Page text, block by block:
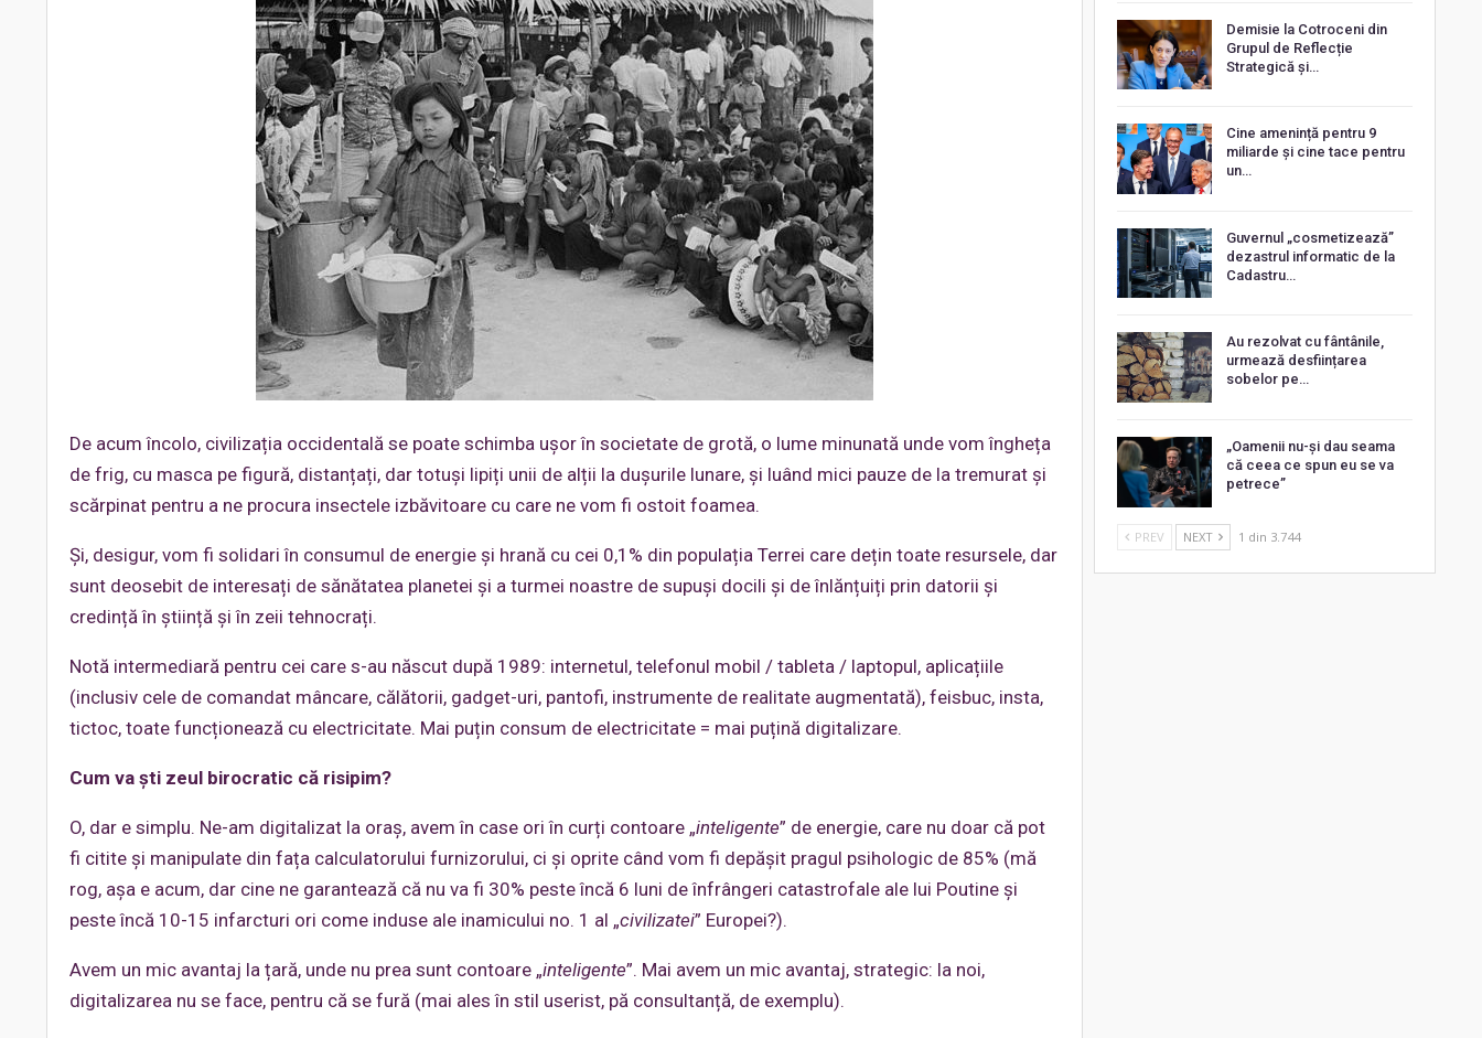
De acum încolo, civilizația occidentală se poate schimba ușor în societate de grotă, o lume minunată unde vom îngheța
de frig, cu masca pe figură, distanțați, dar totuși lipiți unii de alții la dușurile lunare, și luând mici pauze de la tremurat și
scărpinat pentru a ne procura insectele izbăvitoare cu care ne vom fi ostoit foamea.
Și, desigur, vom fi solidari în consumul de energie și hrană cu cei 0,1% din populația Terrei care dețin toate resursele, dar
sunt deosebit de interesați de sănătatea planetei și a turmei noastre de supuși docili și de înlănțuiți prin datorii și
credință în știință și în zeii tehnocrați.
Notă intermediară pentru cei care s-au născut după 1989: internetul, telefonul mobil / tableta / laptopul, aplicațiile
(inclusiv cele de comandat mâncare, călătorii, gadget-uri, pantofi, instrumente de realitate augmentată), feisbuc, insta,
tictoc, toate funcționează cu electricitate. Mai puțin consum de electricitate = mai puțină digitalizare.
Cum va ști zeul birocratic că risipim?
O, dar e simplu. Ne-am digitalizat la oraș, avem în case ori în curți contoare „inteligente” de energie, care nu doar că pot
fi citite și manipulate din fața calculatorului furnizorului, ci și oprite când vom fi depășit pragul psihologic de 85% (mă
rog, așa e acum, dar cine ne garantează că nu va fi 30% peste încă 6 luni de înfrângeri catastrofale ale lui Poutine și
peste încă 10-15 infarcturi ori come induse ale inamicului no. 1 al „civilizatei” Europei?).
Avem un mic avantaj la țară, unde nu prea sunt contoare „inteligente”. Mai avem un mic avantaj, strategic: la noi,
digitalizarea nu se face, pentru că se fură (mai ales în stil userist, pă consultanță, de exemplu).
Demisie la Cotroceni din
Grupul de Reflecție
Strategică și…
Cine amenință pentru 9
miliarde și cine tace pentru
un…
Guvernul „cosmetizează”
dezastrul informatic de la
Cadastru…
Au rezolvat cu fântânile,
urmează desființarea
sobelor pe…
„Oamenii nu-și dau seama
că ceea ce spun eu se va
petrece”
PREV NEXT 1 din 3.744